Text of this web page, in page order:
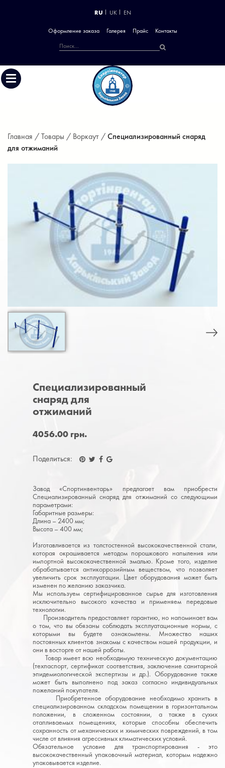
RU UK EN
Оформление заказа Галерея Прайс Контакты
Главная /Товары / Воркаут /Специализированный снаряд
для отжиманий
Специализированный
снаряд для
отжиманий
4056.00 грн.
Поделиться:
Завод «Спортинвентарь» предлагает вам приобрести
Специализированный снаряд для отжиманий со следующими
параметрами:
Габаритные размеры:
Длина – 2400 мм;
Высота – 400 мм;
Изготавливается из толстостенной высококачественной стали,
которая окрашивается методом порошкового напыления или
импортной высококачественной эмалью. Кроме того, изделие
обрабатывается антикоррозийным веществом, что позволяет
увеличить срок эксплуатации. Цвет оборудования может быть
изменен по желанию заказчика.
Мы используем сертифицированное сырье для изготовления
исключительно высокого качества и применяем передовые
технологии.
Производитель предоставляет гарантию, но напоминает вам
о том, что вы обязаны соблюдать эксплуатационные нормы, с
которыми вы будете ознакомлены. Множество наших
постоянных клиентов знакомы с качеством нашей продукции, и
они в восторге от нашей работы.
Товар имеет всю необходимую техническую документацию
(техпаспорт, сертификат соответствия, заключение санитарной
эпидемиологической экспертизы и др.). Оборудование также
может быть выполнено под заказ согласно индивидуальных
пожеланий покупателя.
Приобретенное оборудование необходимо хранить в
специализированном складском помещении в горизонтальном
положении, в сложенном состоянии, а также в сухих
отапливаемых помещениях, которые способны обеспечить
сохранность от механических и химических повреждений, в том
числе от влияния агрессивных климатических условий.
Обязательное условие для транспортирования - это
высококачественный упаковочный материал, которым надежно
упаковывается изделие.